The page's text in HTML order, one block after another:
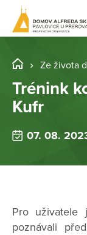
Ze života
Trénink
Kufr
07. 08.
Pro uživatele
poznávali